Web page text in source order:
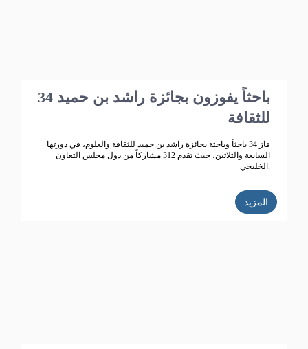
34 باحثاً يفوزون بجائزة راشد بن حميد
للثقافة
فاز 34 باحثاً وباحثة بجائزة راشد بن حميد للثقافة والعلوم، في دورتها
السابعة والثلاثين، حيث تقدم 312 مشاركاً من دول مجلس التعاون
الخليجي.
المزيد